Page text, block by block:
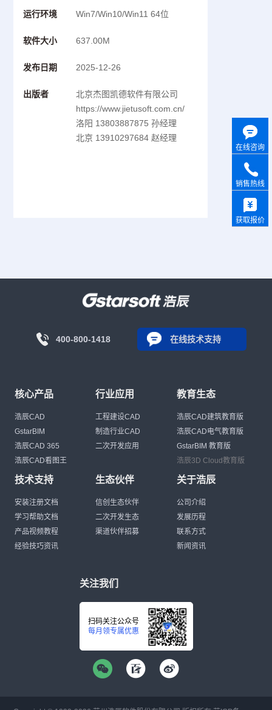
运行环境 Win7/Win10/Win11 64位
软件大小 637.00M
发布日期 2025-12-26
出版者
北京杰图凯德软件有限公司
https://www.jietusoft.com.cn/
洛阳 13803887875 孙经理
北京 13910297684 赵经理
400-800-1418 在线技术支持
核心产品
浩辰CAD
GstarBIM
浩辰CAD 365
浩辰CAD看图王
行业应用
工程建设CAD
制造行业CAD
二次开发应用
教育生态
浩辰CAD建筑教育版
浩辰CAD电气教育版
GstarBIM 教育版
浩辰3D Cloud教育版
技术支持
安装注册文档
学习帮助文档
产品视频教程
经验技巧资讯
生态伙伴
信创生态伙伴
二次开发生态
渠道伙伴招募
关于浩辰
公司介绍
发展历程
联系方式
新闻资讯
关注我们
扫码关注公众号
每月领专属优惠
在线咨询
销售热线
获取报价